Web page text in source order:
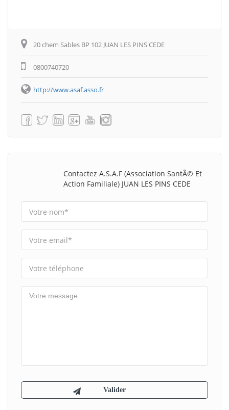
20 chem Sables BP 102 JUAN LES PINS CEDE
0800740720
http://www.asaf.asso.fr
Contactez A.S.A.F (Association SantÃ© Et
Action Familiale) JUAN LES PINS CEDE